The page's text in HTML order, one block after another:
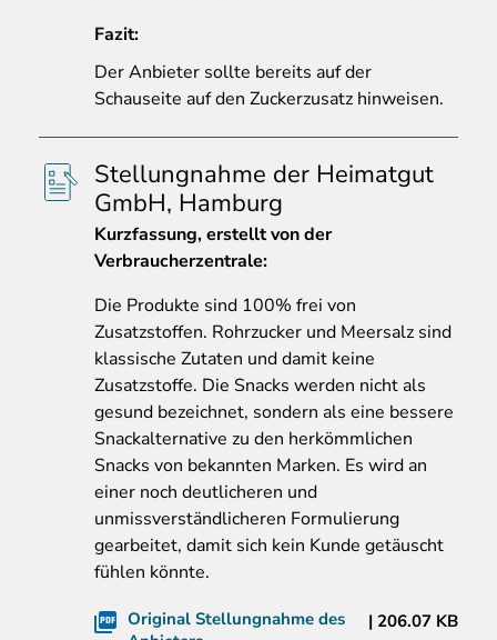
Fazit:
Der Anbieter sollte bereits auf der
Schauseite auf den Zuckerzusatz hinweisen.
Stellungnahme der Heimatgut
GmbH, Hamburg
Kurzfassung, erstellt von der
Verbraucherzentrale:
Die Produkte sind 100% frei von
Zusatzstoffen. Rohrzucker und Meersalz sind
klassische Zutaten und damit keine
Zusatzstoffe. Die Snacks werden nicht als
gesund bezeichnet, sondern als eine bessere
Snackalternative zu den herkömmlichen
Snacks von bekannten Marken. Es wird an
einer noch deutlicheren und
unmissverständlicheren Formulierung
gearbeitet, damit sich kein Kunde getäuscht
fühlen könnte.
Original Stellungnahme des
206.07 KB